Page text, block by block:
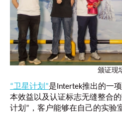
颁证现
“卫星计划”是Intertek推出的一
本效益以及认证标志无缝整合
计划”，客户能够在自己的实验